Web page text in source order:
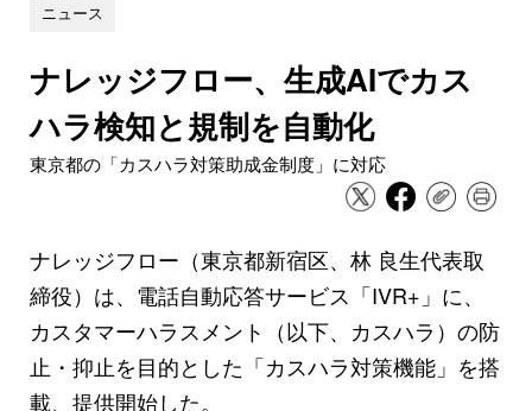
ニュース
ナレッジフロー、生成AIでカス
ハラ検知と規制を自動化
東京都の「カスハラ対策助成金制度」に対応
ナレッジフロー（東京都新宿区、林 良生代表取
締役）は、電話自動応答サービス「IVR+」に、
カスタマーハラスメント（以下、カスハラ）の防
止・抑止を目的とした「カスハラ対策機能」を搭
載、提供開始した。